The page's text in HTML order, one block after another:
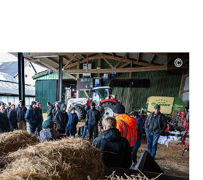
C
o
p
y
r
i
g
h
t
I
n
©